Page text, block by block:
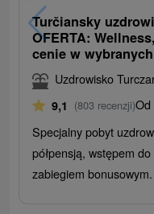
Turčiansky
OFERTA:
cenie w
Uzdrowisko
9,1 (803 recenzji)Od
Specjalny pobyt
półpensją, wstępem
zabiegiem bonusowym.